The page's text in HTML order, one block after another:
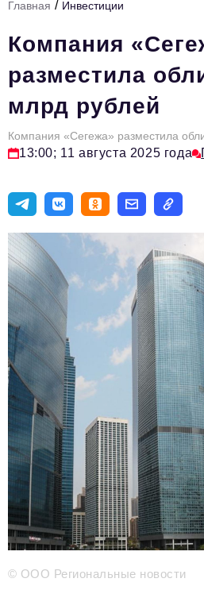
HR
Персона номера
Юридический практикум
Стиль жизни
Импортозамещение
Эксперты
Авторские материалы
Видео
Телефон редакции: +7 495 727-
Электронные почты редакции:
Информационный отдел
info@business-magazine.online
Отдел рекламы
reklama@business-magazine.online
Отдел распространения/
podpiska@business-
Отдел по работе с партнерами
partner@business-magazine.online
Главная / Инвестиции
Компания
разместила
млрд рублей
Компания «Сегежа» разместила
13:00; 11 августа 2025 года
© ООО Региональные новости